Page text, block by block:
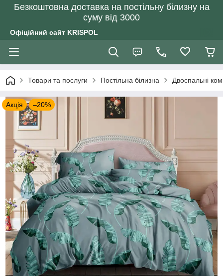
Безкоштовна доставка на постільну білизну на
суму від 3000
Офіційний сайт KRISPOL
Товари та послуги Постільна білизна Двоспальні
Акція –20%